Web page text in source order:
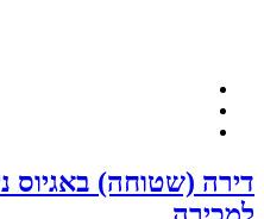
ניקולאוס, לימסול